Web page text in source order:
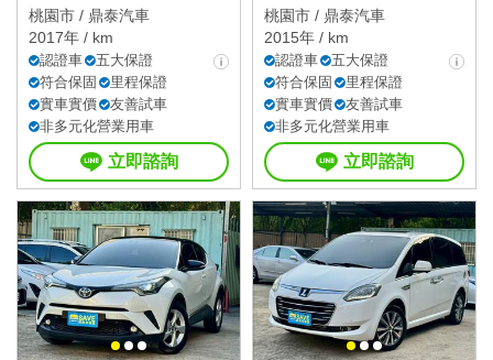
桃園市 / 鼎泰汽車
2017年 / km
認證車
五大保證
符合保固
里程保證
實車實價
友善試車
非多元化營業用車
立即諮詢
桃園市 / 鼎泰汽車
2015年 / km
認證車
五大保證
符合保固
里程保證
實車實價
友善試車
非多元化營業用車
立即諮詢